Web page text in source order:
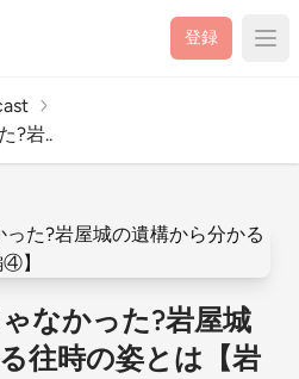
登録
?岩..
なかった?岩屋城
往時の姿とは【岩